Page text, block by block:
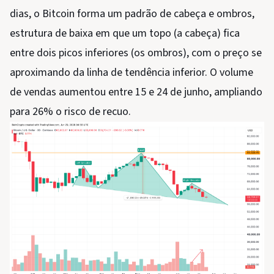
dias, o Bitcoin forma um padrão de cabeça e ombros,
estrutura de baixa em que um topo (a cabeça) fica
entre dois picos inferiores (os ombros), com o preço se
aproximando da linha de tendência inferior. O volume
de vendas aumentou entre 15 e 24 de junho, ampliando
para 26% o risco de recuo.